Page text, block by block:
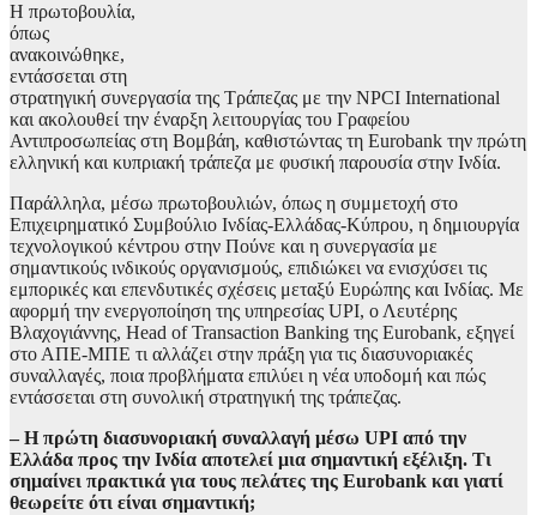
Η πρωτοβουλία,
όπως
ανακοινώθηκε,
εντάσσεται στη
στρατηγική συνεργασία της Τράπεζας με την NPCI International
και ακολουθεί την έναρξη λειτουργίας του Γραφείου
Αντιπροσωπείας στη Βομβάη, καθιστώντας τη Eurobank την πρώτη
ελληνική και κυπριακή τράπεζα με φυσική παρουσία στην Ινδία.
Παράλληλα, μέσω πρωτοβουλιών, όπως η συμμετοχή στο
Επιχειρηματικό Συμβούλιο Ινδίας-Ελλάδας-Κύπρου, η δημιουργία
τεχνολογικού κέντρου στην Πούνε και η συνεργασία με
σημαντικούς ινδικούς οργανισμούς, επιδιώκει να ενισχύσει τις
εμπορικές και επενδυτικές σχέσεις μεταξύ Ευρώπης και Ινδίας. Με
αφορμή την ενεργοποίηση της υπηρεσίας UPI, ο Λευτέρης
Βλαχογιάννης, Head of Transaction Banking της Eurobank, εξηγεί
στο ΑΠΕ-ΜΠΕ τι αλλάζει στην πράξη για τις διασυνοριακές
συναλλαγές, ποια προβλήματα επιλύει η νέα υποδομή και πώς
εντάσσεται στη συνολική στρατηγική της τράπεζας.
– Η πρώτη διασυνοριακή συναλλαγή μέσω UPI από την
Ελλάδα προς την Ινδία αποτελεί μια σημαντική εξέλιξη. Τι
σημαίνει πρακτικά για τους πελάτες της Eurobank και γιατί
θεωρείτε ότι είναι σημαντική;